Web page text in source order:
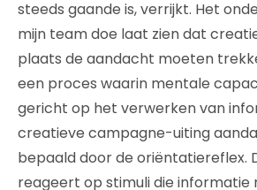
steeds gaande is, verrijkt. Het
mijn team doe laat zien dat
plaats de aandacht moeten
een proces waarin mentale
gericht op het verwerken van
creatieve campagne-uiting
bepaald door de oriëntatiereflex.
reageert op stimuli die informatie